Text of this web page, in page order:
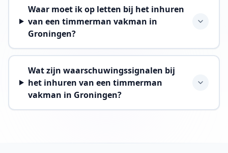
Waar moet ik op letten bij het inhuren
van een timmerman vakman in
Groningen?
Wat zijn waarschuwingssignalen bij
het inhuren van een timmerman
vakman in Groningen?